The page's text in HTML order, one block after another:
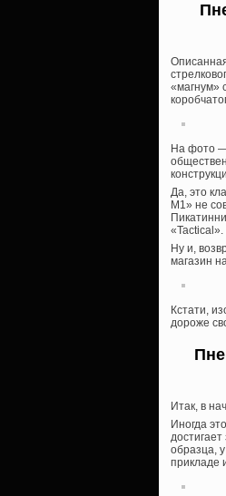
«магнум»
На фото
Да, это
M1» не
«Tactical».
Ну и,
магазин
Кстати,
дороже
Итак, в
Иногда
образца,
прикладе